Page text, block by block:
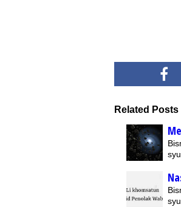
Related Posts